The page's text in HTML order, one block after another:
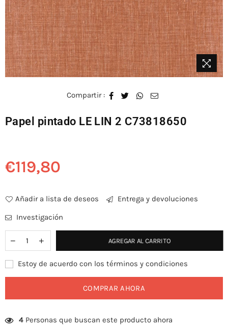
Compartir :
Papel pintado LE LIN 2 C73818650
Precio
€119,80
Añadir a lista de deseos
Entrega y devoluciones
Investigación
AGREGAR AL CARRITO
Estoy de acuerdo con los términos y condiciones
COMPRAR AHORA
4 Personas que buscan este producto ahora